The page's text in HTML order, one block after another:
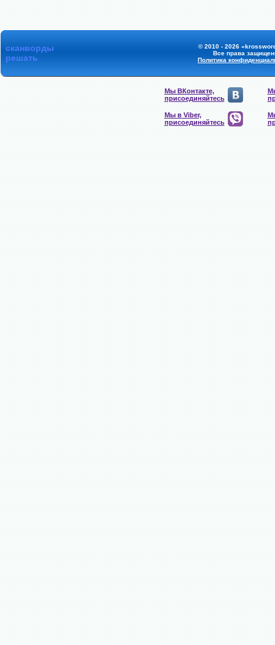
сканворды
решать
© 2010 - 2026
Все права
Политика
Мы ВКонтакте,
присоединяйтесь
Мы в Viber,
присоединяйтесь